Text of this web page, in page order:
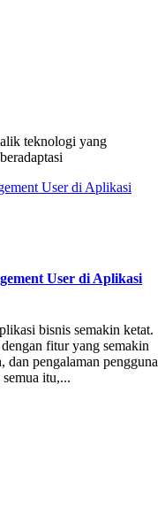
teknologi yang
User di Aplikasi
bisnis semakin ketat.
fitur yang semakin
dan pengalaman pengguna
itu,...